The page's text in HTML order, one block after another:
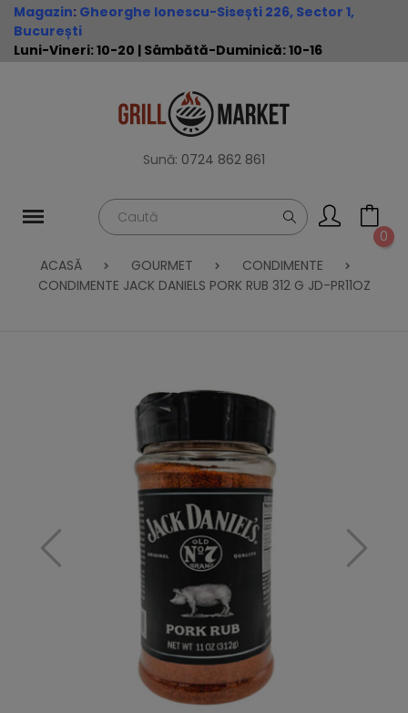
Magazin: Gheorghe Ionescu-Sisești 226, Sector 1,
București
Luni-Vineri: 10-20 | Sâmbătă-Duminică: 10-16
Sună: 0724 862 861
0
ACASĂ
GOURMET
CONDIMENTE
CONDIMENTE JACK DANIELS PORK RUB 312 G JD-PR11OZ